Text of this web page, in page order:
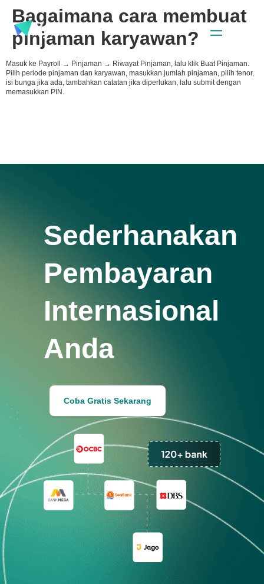
Bagaimana cara membuat
pinjaman karyawan?
Masuk ke Payroll → Pinjaman → Riwayat Pinjaman, lalu klik Buat Pinjaman.
Pilih periode pinjaman dan karyawan, masukkan jumlah pinjaman, pilih tenor,
isi bunga jika ada, tambahkan catatan jika diperlukan, lalu submit dengan
memasukkan PIN.
Sederhanakan
Pembayaran
Internasional
Anda
Coba Gratis Sekarang